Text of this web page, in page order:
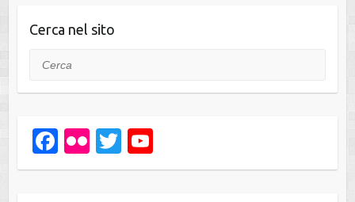
Cerca nel sito
Cerca
F
a
Fl
ic
T
wi o